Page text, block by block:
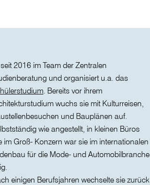
2016 im Team der Zentralen
und organisiert u.a. das
. Bereits vor ihrem
wuchs sie mit Kulturreisen,
und Bauplänen auf.
wie angestellt, in kleinen Büros
im Groß- Konzern war sie im internationalen
für die Mode- und Automobilbranche
einigen Berufsjahren wechselte sie zurück